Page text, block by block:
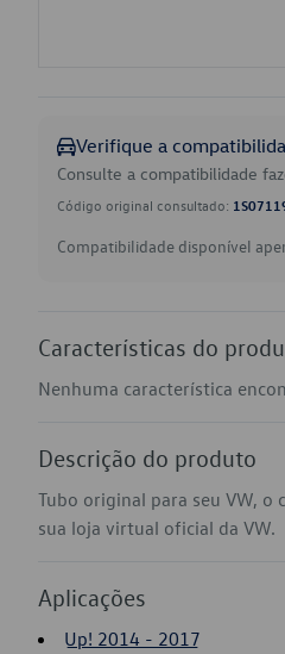
Verifique a
Consulte a compatibilidade
Código original consultado:
Compatibilidade disponível
Características do
Nenhuma característica
Descrição do produto
Tubo original para seu VW, o
sua loja virtual oficial da VW.
Aplicações
Up! 2014 - 2017